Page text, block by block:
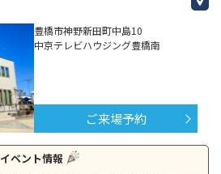
豊橋市神野新田町中島10
中京テレビハウジング豊橋南
ご来場予約
イベント情報